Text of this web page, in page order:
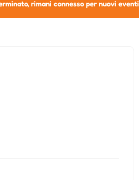
rimani connesso per nuovi eventi